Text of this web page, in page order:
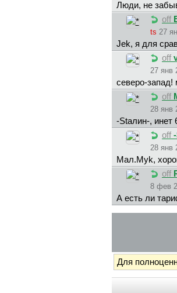
Люди, не
off
ts 27
Jek, я для
off
27 янв
северо-запад!
off
28 янв
-Staлин-, инет
off
28 янв
Maл.Myk,
off
8 фев
А есть ли
Для